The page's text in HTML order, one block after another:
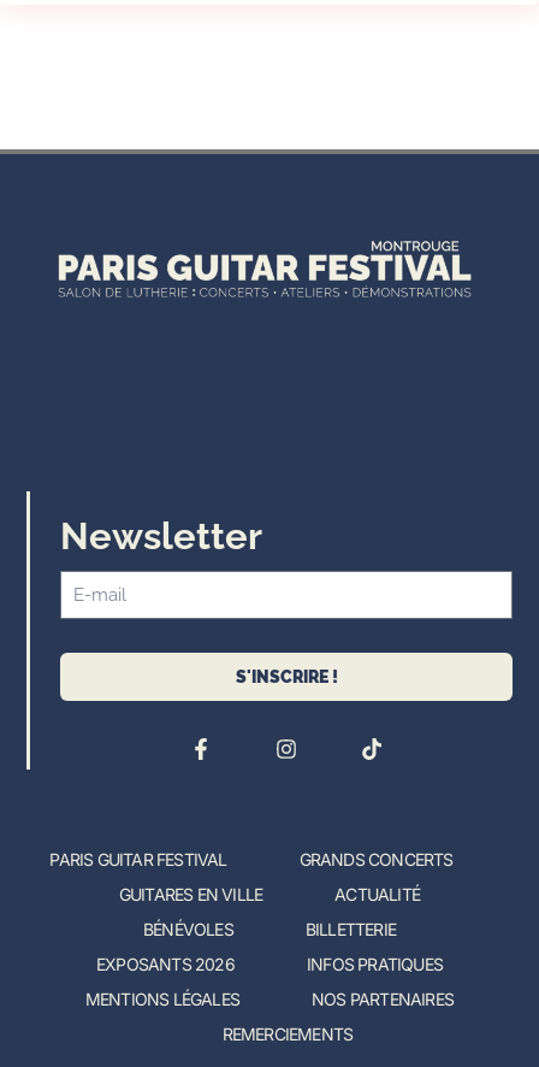
Newsletter
S'INSCRIRE !
PARIS GUITAR FESTIVAL
GRANDS CONCERTS
GUITARES EN VILLE
ACTUALITÉ
BÉNÉVOLES
BILLETTERIE
EXPOSANTS 2026
INFOS PRATIQUES
MENTIONS LÉGALES
NOS PARTENAIRES
REMERCIEMENTS